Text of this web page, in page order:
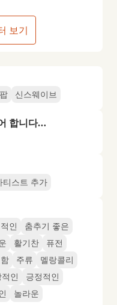
신스웨이브
합니다…
티스트 추가
인
춤추기 좋은
활기찬
퓨전
주류
멜랑콜리
인
긍정적인
놀라운
보기